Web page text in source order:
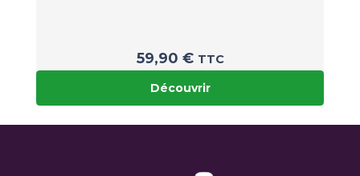
59,90 € TTC
Découvrir